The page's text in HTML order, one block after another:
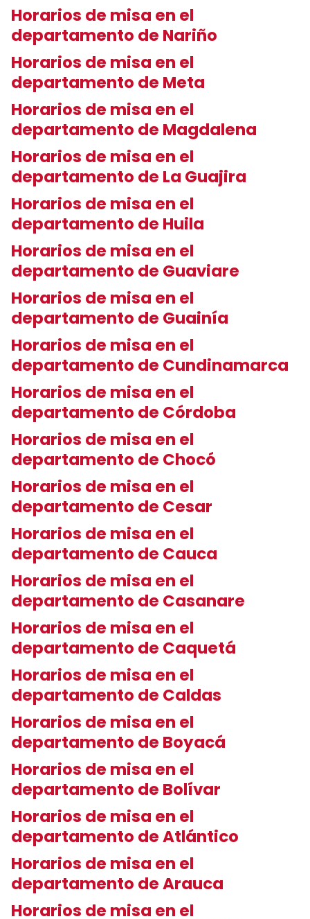
Horarios de misa en el
departamento de Nariño
Horarios de misa en el
departamento de Meta
Horarios de misa en el
departamento de Magdalena
Horarios de misa en el
departamento de La Guajira
Horarios de misa en el
departamento de Huila
Horarios de misa en el
departamento de Guaviare
Horarios de misa en el
departamento de Guainía
Horarios de misa en el
departamento de Cundinamarca
Horarios de misa en el
departamento de Córdoba
Horarios de misa en el
departamento de Chocó
Horarios de misa en el
departamento de Cesar
Horarios de misa en el
departamento de Cauca
Horarios de misa en el
departamento de Casanare
Horarios de misa en el
departamento de Caquetá
Horarios de misa en el
departamento de Caldas
Horarios de misa en el
departamento de Boyacá
Horarios de misa en el
departamento de Bolívar
Horarios de misa en el
departamento de Atlántico
Horarios de misa en el
departamento de Arauca
Horarios de misa en el